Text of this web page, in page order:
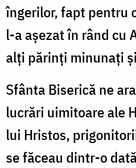
îngerilor, fapt pentru
l-a aşezat în rând cu
alţi părinţi minunaţi
Sfânta Biserică ne
lucrări uimitoare ale
lui Hristos,
se făceau dintr-o